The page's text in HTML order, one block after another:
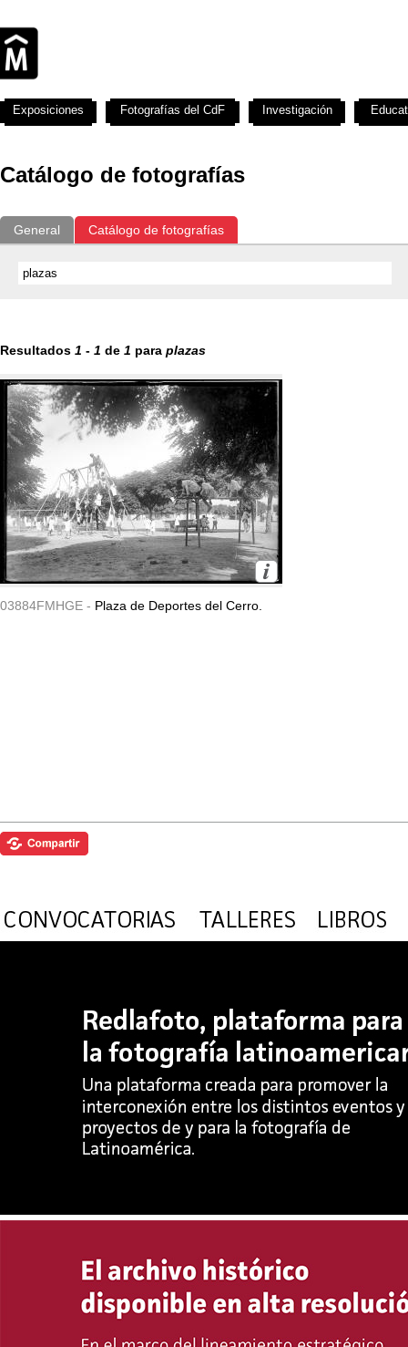
Catálogo de fotografías
General Catálogo de fotografías
Resultados 1 - 1 de 1 para plazas
03884FMHGE - Plaza de Deportes del Cerro.
Exposiciones Fotografías del CdF Investigación